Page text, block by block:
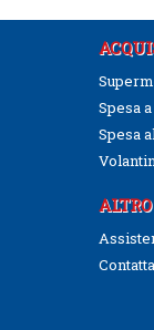
Spesa
Spesa
ALTRO